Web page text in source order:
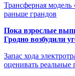
Трансферная модель
раньше грандов
Пока взрослые
Гродно возбудили
Запас хода
оценивать реальные